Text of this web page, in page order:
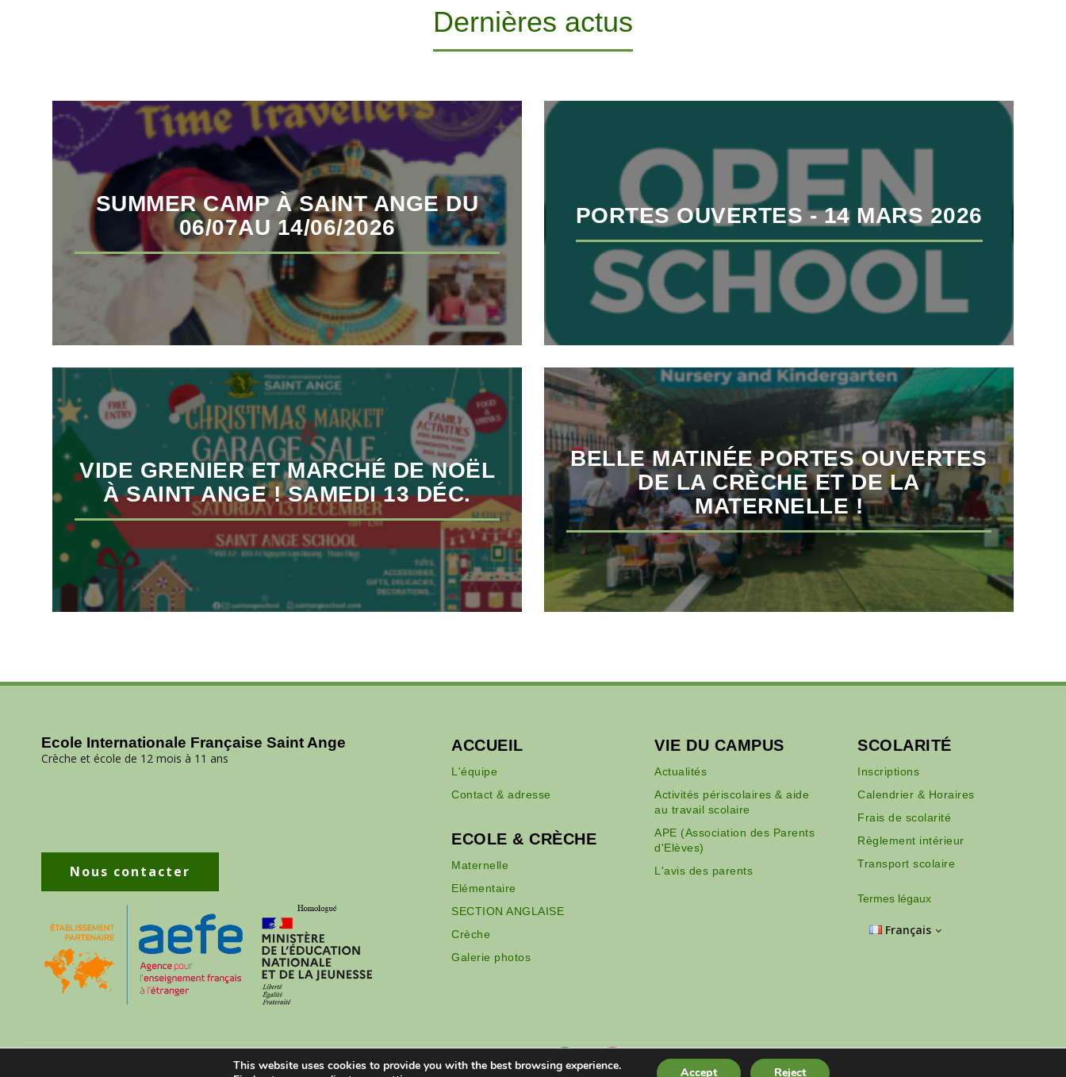
Dernières actus
SUMMER CAMP À SAINT ANGE DU
06/07AU 14/06/2026
PORTES OUVERTES - 14 MARS 2026
VIDE GRENIER ET MARCHÉ DE NOËL
À SAINT ANGE ! SAMEDI 13 DÉC.
BELLE MATINÉE PORTES OUVERTES
DE LA CRÈCHE ET DE LA
MATERNELLE !
Ecole Internationale Française Saint Ange
Crèche et école de 12 mois à 11 ans
Nous contacter
ACCUEIL
L'équipe
Contact & adresse
ECOLE & CRÈCHE
Maternelle
Elémentaire
SECTION ANGLAISE
Crèche
Galerie photos
VIE DU CAMPUS
Actualités
Activités périscolaires & aide
au travail scolaire
APE (Association des Parents
d'Elèves)
L'avis des parents
SCOLARITÉ
Inscriptions
Calendrier & Horaires
Frais de scolarité
Règlement intérieur
Transport scolaire
Termes légaux
Français
contact@saintangeschool.comThis website uses cookies to provide you with the best browsing experience.
Accept Reject